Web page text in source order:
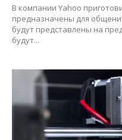
В компании Yahoo
предназначены для
будут представлены на
будут...